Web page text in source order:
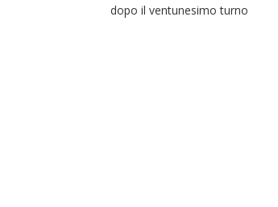
dopo il ventunesimo turno